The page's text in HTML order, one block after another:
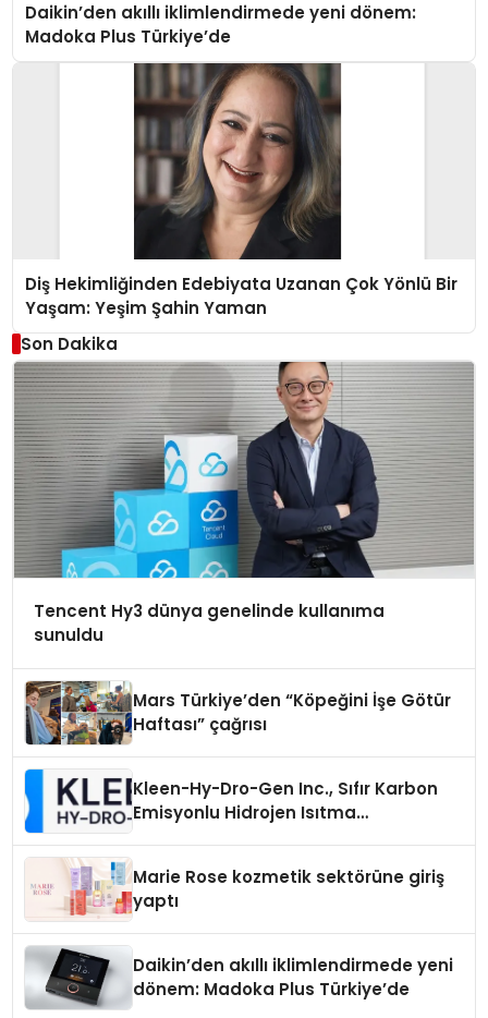
Daikin’den akıllı iklimlendirmede yeni dönem:
Madoka Plus Türkiye’de
Diş Hekimliğinden Edebiyata Uzanan Çok Yönlü Bir
Yaşam: Yeşim Şahin Yaman
Son Dakika
Tencent Hy3 dünya genelinde kullanıma
sunuldu
Mars Türkiye’den “Köpeğini İşe Götür
Haftası” çağrısı
Kleen-Hy-Dro-Gen Inc., Sıfır Karbon
Emisyonlu Hidrojen Isıtma
Marie Rose kozmetik sektörüne giriş
yaptı
Daikin’den akıllı iklimlendirmede yeni
dönem: Madoka Plus Türkiye’de